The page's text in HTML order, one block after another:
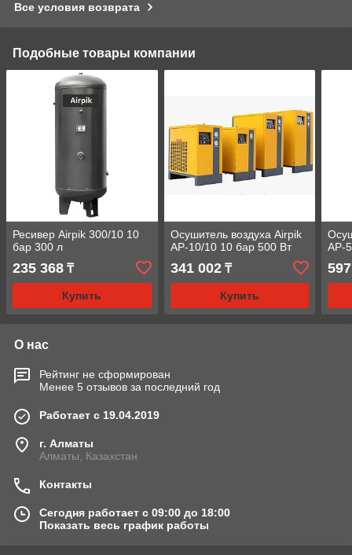
Все условия возврата
Подобные товары компании
Ресивер Airpik 300/10 10
бар 300 л
235 368 ₸
Купить
Осушитель воздуха Airpik
AP-10/10 10 бар 500 Вт
341 002₸
Купить
AP-
О нас
Рейтинг не сформирован
Менее 5 отзывов за последний год
Работает с 19.04.2019
г. Алматы
Алматы, Казахстан
Контакты
Сегодня работает с 09:00 до 18:00
Показать весь график работы